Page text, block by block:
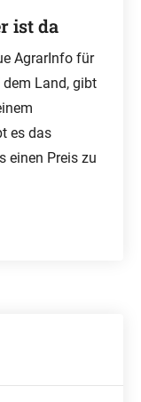
ist da
AgrarInfo für
Land, gibt
es das
einen Preis zu